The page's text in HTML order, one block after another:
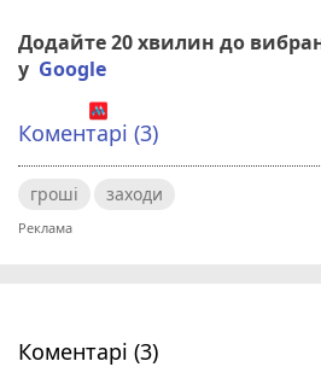
Додайте 20 хвилин до
у Google
Коментарі (3)
гроші заходи
Коментарі (3)